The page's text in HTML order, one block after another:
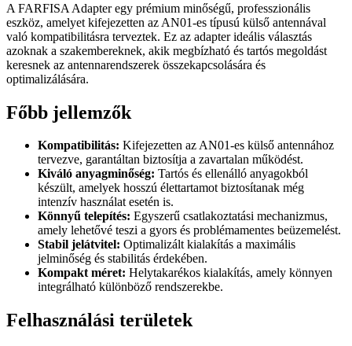
A FARFISA Adapter egy prémium minőségű, professzionális
eszköz, amelyet kifejezetten az AN01-es típusú külső antennával
való kompatibilitásra terveztek. Ez az adapter ideális választás
azoknak a szakembereknek, akik megbízható és tartós megoldást
keresnek az antennarendszerek összekapcsolására és
optimalizálására.
Főbb jellemzők
Kompatibilitás: Kifejezetten az AN01-es külső antennához
tervezve, garantáltan biztosítja a zavartalan működést.
Kiváló anyagminőség: Tartós és ellenálló anyagokból
készült, amelyek hosszú élettartamot biztosítanak még
intenzív használat esetén is.
Könnyű telepítés: Egyszerű csatlakoztatási mechanizmus,
amely lehetővé teszi a gyors és problémamentes beüzemelést.
Stabil jelátvitel: Optimalizált kialakítás a maximális
jelminőség és stabilitás érdekében.
Kompakt méret: Helytakarékos kialakítás, amely könnyen
integrálható különböző rendszerekbe.
Felhasználási területek